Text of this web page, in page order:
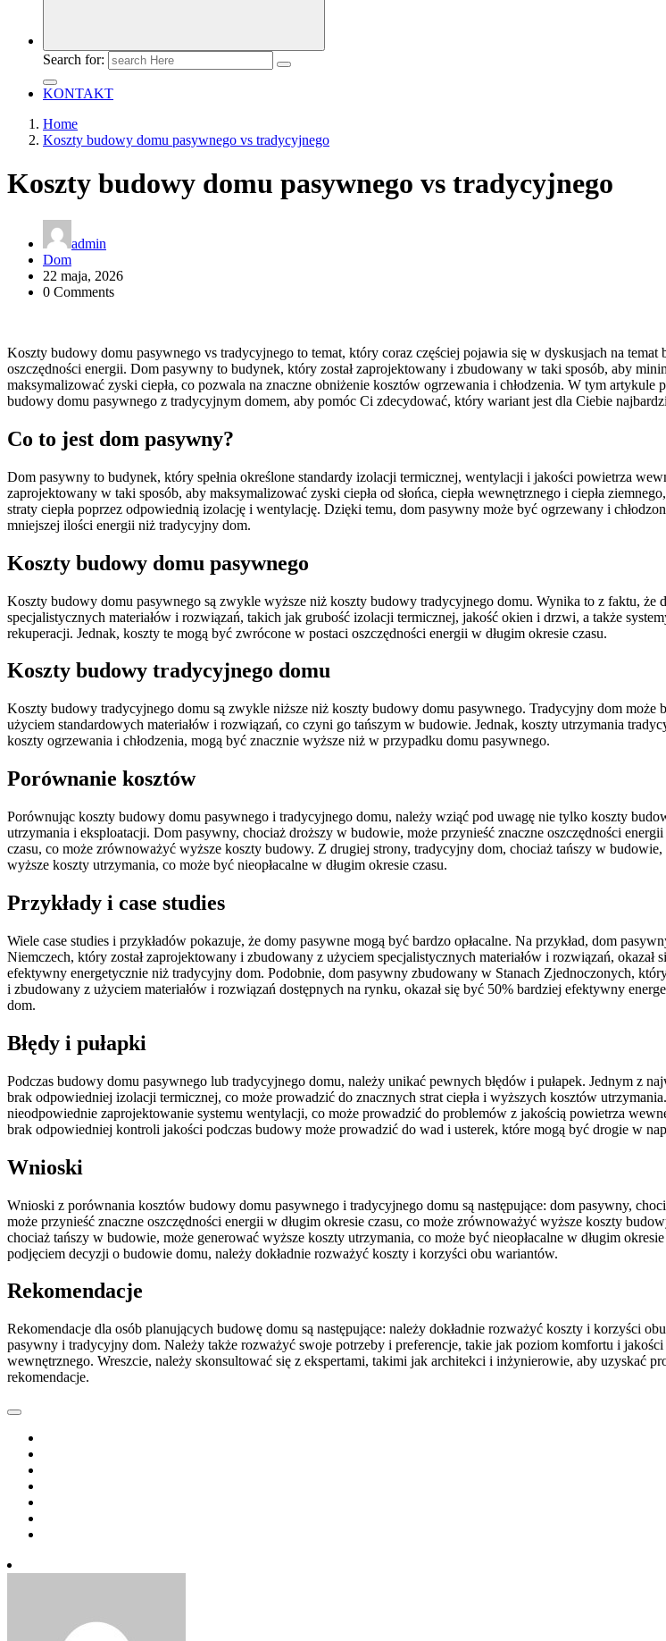
Search for:
KONTAKT
Home
Koszty budowy domu pasywnego vs tradycyjnego
Koszty budowy domu pasywnego vs tradycyjnego
admin
Dom
22 maja, 2026
0 Comments
Koszty budowy domu pasywnego vs tradycyjnego to temat, który coraz częściej pojawia się w dyskusjach na temat
oszczędności energii. Dom pasywny to budynek, który został zaprojektowany i zbudowany w taki sposób, aby
maksymalizować zyski ciepła, co pozwala na znaczne obniżenie kosztów ogrzewania i chłodzenia. W tym artykule
budowy domu pasywnego z tradycyjnym domem, aby pomóc Ci zdecydować, który wariant jest dla Ciebie
Co to jest dom pasywny?
Dom pasywny to budynek, który spełnia określone standardy izolacji termicznej, wentylacji i jakości powietrza
zaprojektowany w taki sposób, aby maksymalizować zyski ciepła od słońca, ciepła wewnętrznego i ciepła
straty ciepła poprzez odpowiednią izolację i wentylację. Dzięki temu, dom pasywny może być ogrzewany i
mniejszej ilości energii niż tradycyjny dom.
Koszty budowy domu pasywnego
Koszty budowy domu pasywnego są zwykle wyższe niż koszty budowy tradycyjnego domu. Wynika to z faktu, że
specjalistycznych materiałów i rozwiązań, takich jak grubość izolacji termicznej, jakość okien i drzwi, a także
rekuperacji. Jednak, koszty te mogą być zwrócone w postaci oszczędności energii w długim okresie czasu.
Koszty budowy tradycyjnego domu
Koszty budowy tradycyjnego domu są zwykle niższe niż koszty budowy domu pasywnego. Tradycyjny dom może
użyciem standardowych materiałów i rozwiązań, co czyni go tańszym w budowie. Jednak, koszty utrzymania
koszty ogrzewania i chłodzenia, mogą być znacznie wyższe niż w przypadku domu pasywnego.
Porównanie kosztów
Porównując koszty budowy domu pasywnego i tradycyjnego domu, należy wziąć pod uwagę nie tylko koszty
utrzymania i eksploatacji. Dom pasywny, chociaż droższy w budowie, może przynieść znaczne oszczędności
czasu, co może zrównoważyć wyższe koszty budowy. Z drugiej strony, tradycyjny dom, chociaż tańszy w budowie,
wyższe koszty utrzymania, co może być nieopłacalne w długim okresie czasu.
Przykłady i case studies
Wiele case studies i przykładów pokazuje, że domy pasywne mogą być bardzo opłacalne. Na przykład, dom
Niemczech, który został zaprojektowany i zbudowany z użyciem specjalistycznych materiałów i rozwiązań, okazał
efektywny energetycznie niż tradycyjny dom. Podobnie, dom pasywny zbudowany w Stanach Zjednoczonych,
i zbudowany z użyciem materiałów i rozwiązań dostępnych na rynku, okazał się być 50% bardziej efektywny
dom.
Błędy i pułapki
Podczas budowy domu pasywnego lub tradycyjnego domu, należy unikać pewnych błędów i pułapek. Jednym z
brak odpowiedniej izolacji termicznej, co może prowadzić do znacznych strat ciepła i wyższych kosztów
nieodpowiednie zaprojektowanie systemu wentylacji, co może prowadzić do problemów z jakością powietrza
brak odpowiedniej kontroli jakości podczas budowy może prowadzić do wad i usterek, które mogą być drogie w
Wnioski
Wnioski z porównania kosztów budowy domu pasywnego i tradycyjnego domu są następujące: dom pasywny,
może przynieść znaczne oszczędności energii w długim okresie czasu, co może zrównoważyć wyższe koszty
chociaż tańszy w budowie, może generować wyższe koszty utrzymania, co może być nieopłacalne w długim
podjęciem decyzji o budowie domu, należy dokładnie rozważyć koszty i korzyści obu wariantów.
Rekomendacje
Rekomendacje dla osób planujących budowę domu są następujące: należy dokładnie rozważyć koszty i korzyści
pasywny i tradycyjny dom. Należy także rozważyć swoje potrzeby i preferencje, takie jak poziom komfortu i jakości
wewnętrznego. Wreszcie, należy skonsultować się z ekspertami, takimi jak architekci i inżynierowie, aby uzyskać
rekomendacje.